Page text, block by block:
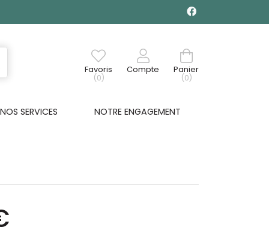
Favoris
(0)
Compte
Panier
(0)
NOS SERVICES NOTRE ENGAGEMENT